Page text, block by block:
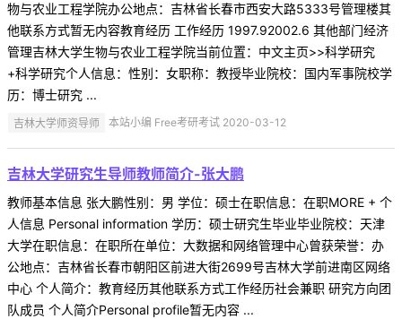
物与农业工程学院办公地点：吉林省长春市西安大路5333号管理楼其
他联系方式暂无内容教育经历 工作经历 1997.92002.6 其他部门经济
管理吉林大学生物与农业工程学院当前位置：中文主页>>科学研究
+科学研究个人信息：性别：女职称：教授毕业院校：国内军事院校学
历：博士研究 ...
吉林大学师资导师 本站小编 Free考研考试 2020-03-12
吉林大学研究生导师教师简介-张大鹏
教师基本信息 张大鹏性别：男 学位：硕士在职信息：在职MORE + 个
人信息 Personal information 学历：硕士研究生毕业毕业院校：天津
大学在职信息：在职所在单位：大数据和网络管理中心曾获荣誉：办
公地点：吉林省长春市朝阳区前进大街2699号吉林大学前进南区网络
中心 个人简介：教育经历其他联系方式工作经历社会兼职 研究方向团
队成员 个人简介Personal profile暂无内容 ...